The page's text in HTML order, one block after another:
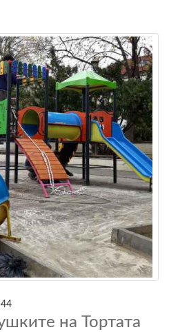
на Тортата